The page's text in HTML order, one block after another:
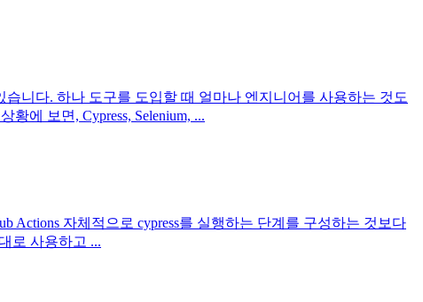
습니다. 하나 도구를 도입할 때 얼마나 엔지니어를 사용하는 것도
에 보면, Cypress, Selenium, ...
Actions 자체적으로 cypress를 실행하는 단계를 구성하는 것보다
로 사용하고 ...